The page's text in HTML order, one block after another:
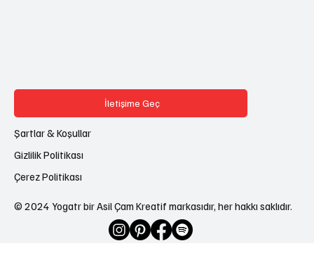
İletişime Geç
Şartlar & Koşullar
Gizlilik Politikası
Çerez Politikası
© 2024 Yogatr bir Asil Çam Kreatif markasıdır, her hakkı saklıdır.